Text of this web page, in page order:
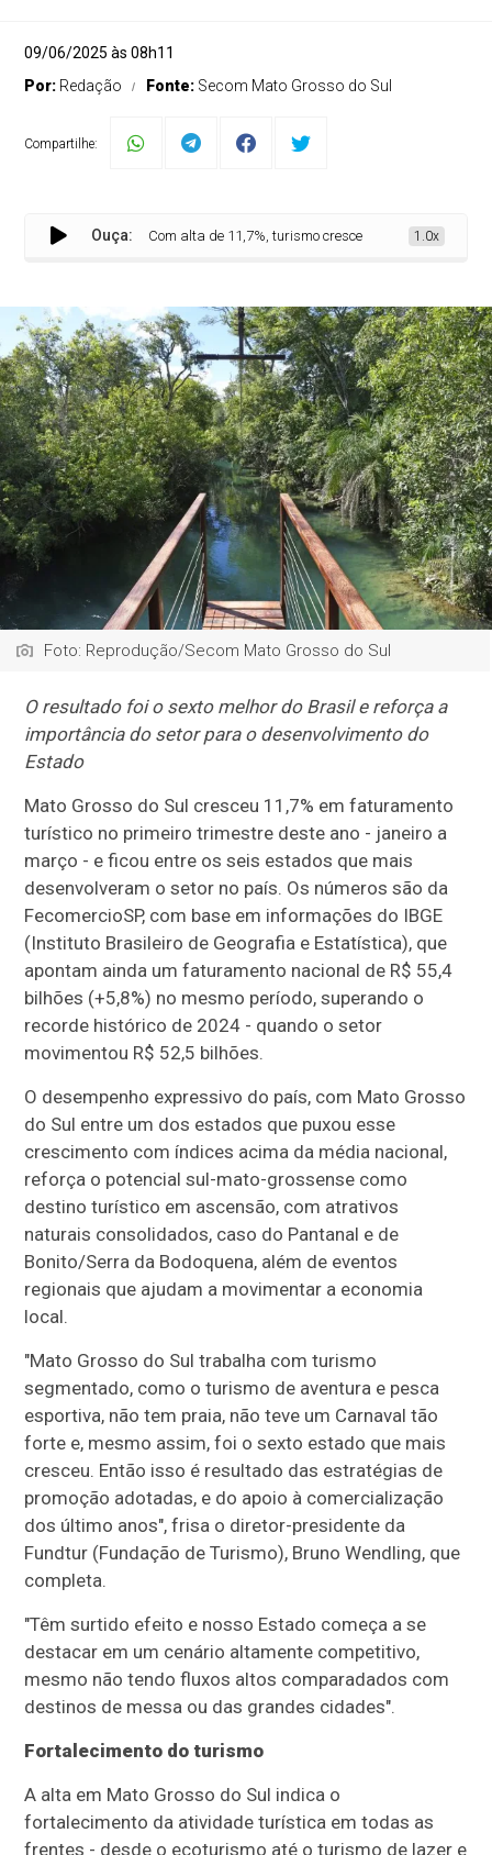
09/06/2025 às 08h11
Por: Redação Fonte: Secom Mato Grosso do Sul
Compartilhe:
Ouça:Com alta de 11,7%, turismo cresce em Mato Grosso do Sul
1.0x
Foto: Reprodução/Secom Mato Grosso do Sul
O resultado foi o sexto melhor do Brasil e reforça a
importância do setor para o desenvolvimento do
Estado
Mato Grosso do Sul cresceu 11,7% em faturamento
turístico no primeiro trimestre deste ano - janeiro a
março - e ficou entre os seis estados que mais
desenvolveram o setor no país. Os números são da
FecomercioSP, com base em informações do IBGE
(Instituto Brasileiro de Geografia e Estatística), que
apontam ainda um faturamento nacional de R$ 55,4
bilhões (+5,8%) no mesmo período, superando o
recorde histórico de 2024 - quando o setor
movimentou R$ 52,5 bilhões.
O desempenho expressivo do país, com Mato Grosso
do Sul entre um dos estados que puxou esse
crescimento com índices acima da média nacional,
reforça o potencial sul-mato-grossense como
destino turístico em ascensão, com atrativos
naturais consolidados, caso do Pantanal e de
Bonito/Serra da Bodoquena, além de eventos
regionais que ajudam a movimentar a economia
local.
"Mato Grosso do Sul trabalha com turismo
segmentado, como o turismo de aventura e pesca
esportiva, não tem praia, não teve um Carnaval tão
forte e, mesmo assim, foi o sexto estado que mais
cresceu. Então isso é resultado das estratégias de
promoção adotadas, e do apoio à comercialização
dos último anos", frisa o diretor-presidente da
Fundtur (Fundação de Turismo), Bruno Wendling, que
completa.
"Têm surtido efeito e nosso Estado começa a se
destacar em um cenário altamente competitivo,
mesmo não tendo fluxos altos comparadados com
destinos de messa ou das grandes cidades".
Fortalecimento do turismo
A alta em Mato Grosso do Sul indica o
fortalecimento da atividade turística em todas as
frentes - desde o ecoturismo até o turismo de lazer e